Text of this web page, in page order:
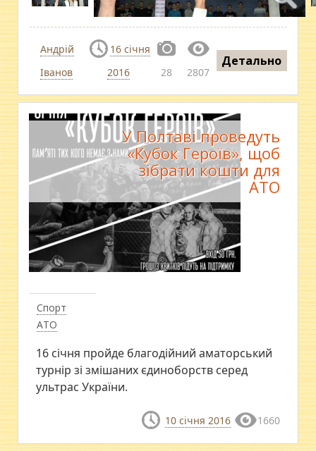
Андрій
Іванов
16 січня
2016
28 2807
Детально
Спорт
АТО
У Полтаві проведуть
«Кубок Героїв», щоб
зібрати кошти для
АТО
16 січня пройде благодійний аматорський
турнір зі змішаних єдиноборств серед
ультрас України.
10 січня 2016 1660